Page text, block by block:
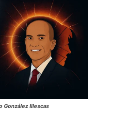
González Illescas